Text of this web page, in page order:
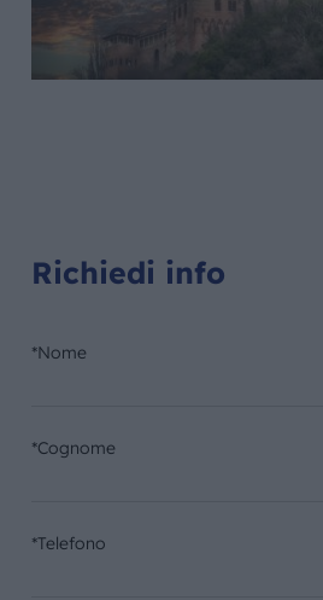
Richiedi info
*Nome
*Cognome
*Telefono